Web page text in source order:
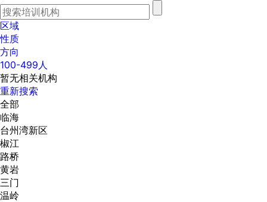
区域
性质
方向
100-499人
暂无相关机构
重新搜索
全部
临海
台州湾新区
椒江
路桥
黄岩
三门
温岭